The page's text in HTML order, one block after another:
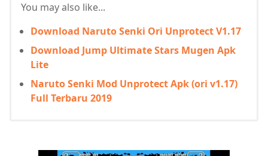
You may also like...
Download Naruto Senki Ori Unprotect V1.17
Download Jump Ultimate Stars Mugen Apk
Lite
Naruto Senki Mod Unprotect Apk (ori v1.17)
Full Terbaru 2019